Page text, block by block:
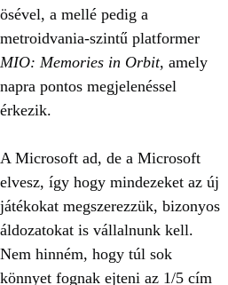
ösével, a mellé pedig a
metroidvania-szintű platformer
MIO: Memories in Orbit, amely
napra pontos megjelenéssel
érkezik.
A Microsoft ad, de a Microsoft
elvesz, így hogy mindezeket az új
játékokat megszerezzük, bizonyos
áldozatokat is vállalnunk kell.
Nem hinném, hogy túl sok
könnyet fognak ejteni az 1/5 cím